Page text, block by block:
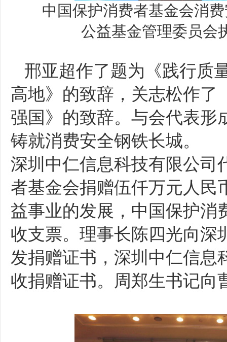
中国保护消费者基金会消费
公益基金管理委员会
邢亚超作了题为《践行质
高地》的致辞，关志松作了
强国》的致辞。与会代表形
铸就消费安全钢铁长城。
深圳中仁信息科技有限公司
者基金会捐赠伍仟万元人民
益事业的发展，中国保护消
收支票。理事长陈四光向深
发捐赠证书，深圳中仁信息
收捐赠证书。周郑生书记向